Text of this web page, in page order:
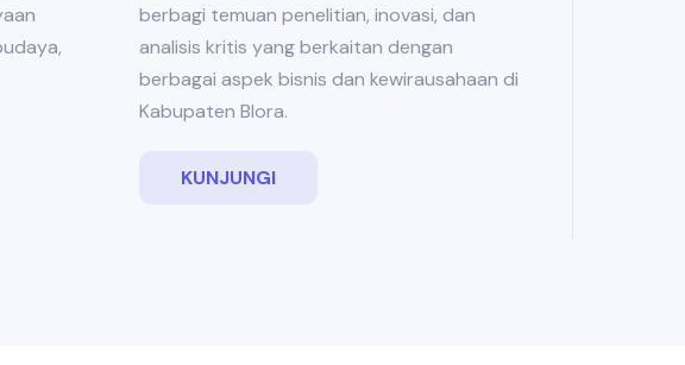
berbagi temuan penelitian, inovasi, dan
analisis kritis yang berkaitan dengan
berbagai aspek bisnis dan kewirausahaan di
Kabupaten Blora.
KUNJUNGI